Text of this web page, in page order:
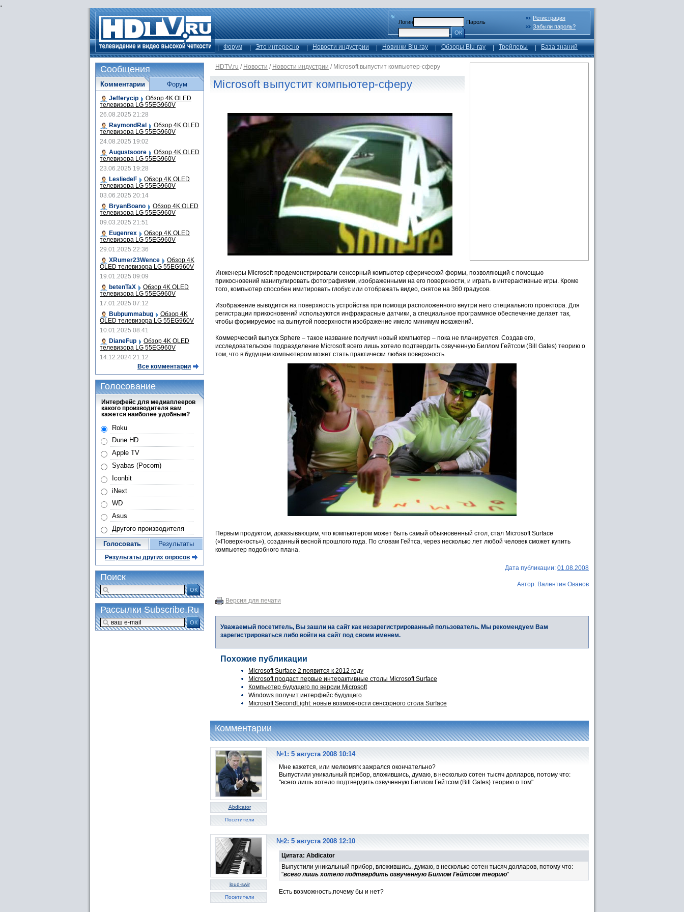
.
Логин
Пароль
ОК
Регистрация
Забыли пароль?
Форум Это интересно Новости индустрии Новинки Blu-ray Обзоры Blu-ray Трейлеры База знаний
HDTV.ru / Новости / Новости индустрии / Microsoft выпустит компьютер-сферу
Microsoft выпустит компьютер-сферу
Инженеры Microsoft продемонстрировали сенсорный компьютер сферической формы, позволяющий с помощью
прикосновений манипулировать фотографиями, изображенными на его поверхности, и играть в интерактивные игры. Кроме
того, компьютер способен имитировать глобус или отображать видео, снятое на 360 градусов.
Изображение выводится на поверхность устройства при помощи расположенного внутри него специального проектора. Для
регистрации прикосновений используются инфракрасные датчики, а специальное программное обеспечение делает так,
чтобы формируемое на выгнутой поверхности изображение имело минимум искажений.
Коммерческий выпуск Sphere – такое название получил новый компьютер – пока не планируется. Создав его,
исследовательское подразделение Microsoft всего лишь хотело подтвердить озвученную Биллом Гейтсом (Bill Gates) теорию о
том, что в будущем компьютером может стать практически любая поверхность.
Первым продуктом, доказывающим, что компьютером может быть самый обыкновенный стол, стал Microsoft Surface
(«Поверхность»), созданный весной прошлого года. По словам Гейтса, через несколько лет любой человек сможет купить
компьютер подобного плана.
Дата публикации: 01.08.2008
Автор: Валентин Ованов
Версия для печати
Уважаемый посетитель, Вы зашли на сайт как незарегистрированный пользователь. Мы рекомендуем Вам
зарегистрироваться либо войти на сайт под своим именем.
Похожие публикации
Microsoft Surface 2 появится к 2012 году
Microsoft продаст первые интерактивные столы Microsoft Surface
Компьютер будущего по версии Microsoft
Windows получит интерфейс будущего
Microsoft SecondLight: новые возможности сенсорного стола Surface
Комментарии
Abdicator
Посетители
№1: 5 августа 2008 10:14
Мне кажется, или мелкомягк зажрался окончательно?
Выпустили уникальный прибор, вложившись, думаю, в несколько сотен тысяч долларов, потому что:
"всего лишь хотело подтвердить озвученную Биллом Гейтсом (Bill Gates) теорию о том"
loud-swir
Посетители
№2: 5 августа 2008 12:10
Цитата: Abdicator
Выпустили уникальный прибор, вложившись, думаю, в несколько сотен тысяч долларов, потому что:
"всего лишь хотело подтвердить озвученную Биллом Гейтсом теорию"
Есть возможность,почему бы и нет?
Сообщения
Комментарии
Jefferycip Обзор 4K OLED
телевизора LG 55EG960V
26.08.2025 21:28
RaymondRal
Обзор 4K OLED
телевизора LG 55EG960V
24.08.2025 19:02
Augustsoore
Обзор 4K OLED
телевизора LG 55EG960V
23.06.2025 19:28
LesliedeF
Обзор 4K OLED
телевизора LG 55EG960V
03.06.2025 20:14
BryanBoano
Обзор 4K OLED
телевизора LG 55EG960V
09.03.2025 21:51
Eugenrex
Обзор 4K OLED
телевизора LG 55EG960V
29.01.2025 22:36
XRumer23Wence
Обзор 4K
OLED телевизора LG 55EG960V
19.01.2025 09:09
betenTaX
Обзор 4K OLED
телевизора LG 55EG960V
17.01.2025 07:12
Bubpummabug
Обзор 4K
OLED телевизора LG 55EG960V
10.01.2025 08:41
DianeFup
Обзор 4K OLED
телевизора LG 55EG960V
14.12.2024 21:12
Все комментарии
Форум
Голосование
Интерфейс для медиаплееров
какого производителя вам
кажется наиболее удобным?
Roku
Dune HD
Apple TV
Syabas (Pocorn)
Iconbit
iNext
WD
Asus
Другого производителя
Голосовать Результаты
Результаты других опросов
Поиск
ОК
Рассылки Subscribe.Ru
ОК